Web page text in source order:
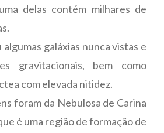
delas contém milhares de
galáxias nunca vistas e
gravitacionais, bem como
com elevada nitidez.
foram da Nebulosa de Carina
é uma região de formação de